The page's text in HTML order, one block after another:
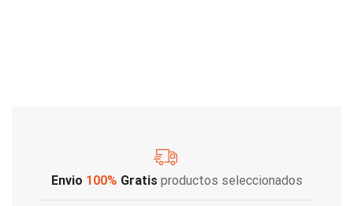
Envio 100% Gratis productos seleccionados